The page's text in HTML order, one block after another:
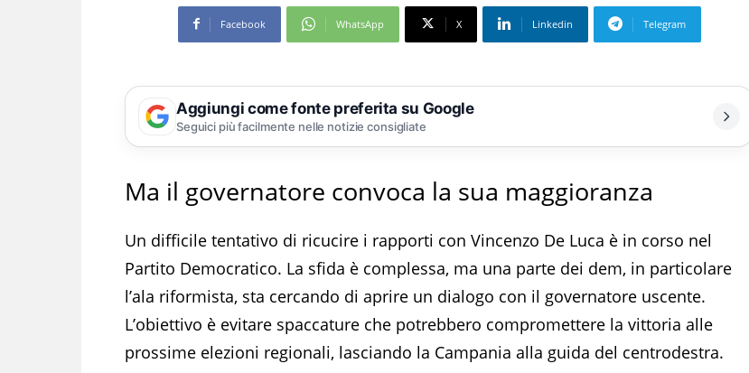
Facebook WhatsApp X Linkedin Telegram
Aggiungi come fonte preferita su Google
Seguici più facilmente nelle notizie consigliate
Ma il governatore convoca la sua maggioranza
Un difficile tentativo di ricucire i rapporti con Vincenzo De Luca è in corso nel
Partito Democratico. La sfida è complessa, ma una parte dei dem, in particolare
l’ala riformista, sta cercando di aprire un dialogo con il governatore uscente.
L’obiettivo è evitare spaccature che potrebbero compromettere la vittoria alle
prossime elezioni regionali, lasciando la Campania alla guida del centrodestra.